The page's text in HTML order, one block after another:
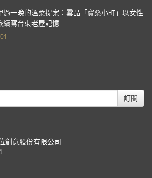
過一晚的溫柔提案：雲品「寶桑小町」以女性
續寫台東老屋記憶
訂閱
創意股份有限公司